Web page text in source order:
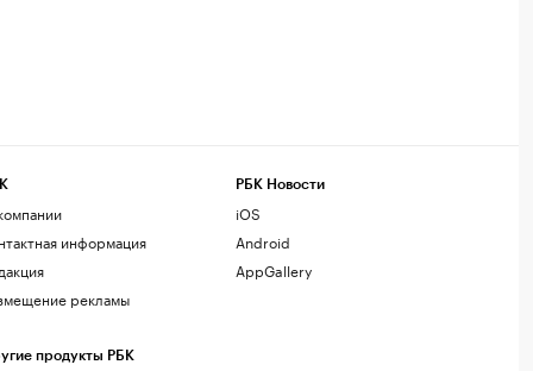
информация
рекламы
продукты РБК
РБК Новости
iOS
Android
AppGallery